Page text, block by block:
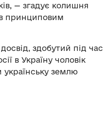
— згадує колишня
принциповим
здобутий під час
в Україну чоловік
українську землю